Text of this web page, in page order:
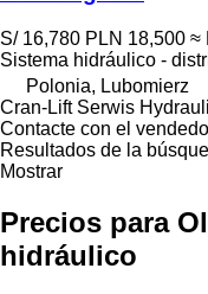
S/ 16,780 PLN 18,500 ≈
Sistema hidráulico -
Polonia, Lubomierz
Cran-Lift Serwis
Contacte con el
Resultados de la
Mostrar
Precios para
hidráulico